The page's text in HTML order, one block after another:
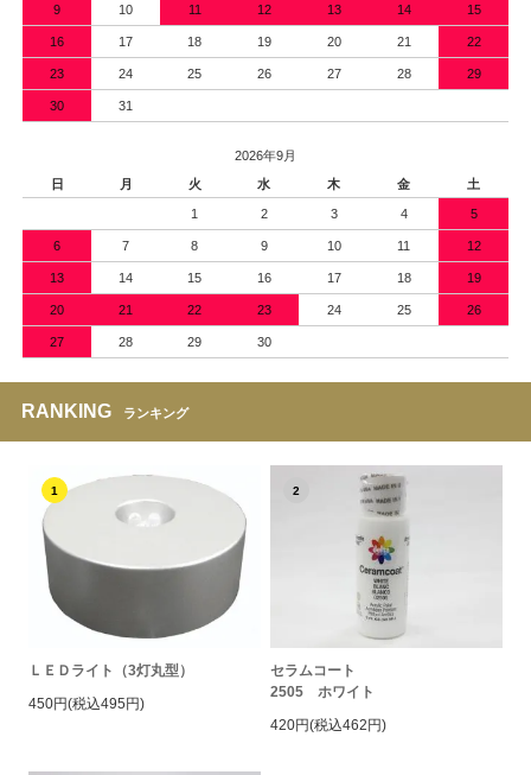
9 10 11 12 13 14 15
16 17 18 19 20 21 22
23 24 25 26 27 28 29
30 31
2026年9月
日
月 火 水 木 金 土
1 2 3 4 5
6 7 8 9 10 11 12
13 14 15 16 17 18 19
20 21 22 23 24 25 26
27 28 29 30
RANKING ランキング
1
ＬＥＤライト（3灯丸型）
450円(税込495円)
2
セラムコート
2505 ホワイト
420円(税込462円)